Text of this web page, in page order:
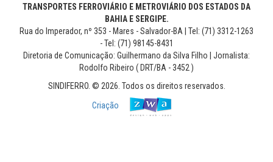
TRANSPORTES FERROVIÁRIO E METROVIÁRIO DOS ESTADOS DA
BAHIA E SERGIPE.
Rua do Imperador, nº 353 - Mares - Salvador-BA | Tel: (71) 3312-1263
- Tel: (71) 98145-8431
Diretoria de Comunicação: Guilhermano da Silva Filho | Jornalista:
Rodolfo Ribeiro ( DRT/BA - 3452 )
SINDIFERRO. © 2026. Todos os direitos reservados.
Criação